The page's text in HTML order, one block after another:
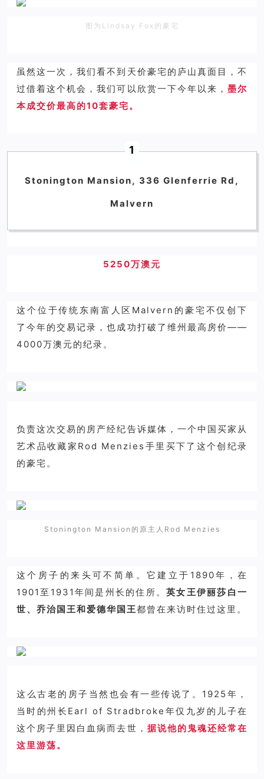
图为Lindsay Fox的豪宅
虽然这一次，我们看不到天价豪宅的庐山真面目，不
过借着这个机会，我们可以欣赏一下今年以来， 墨尔
本成交价最高的10套豪宅。
1
Stonington Mansion, 336 Glenferrie Rd,
Malvern
5250万澳元
这个位于传统东南富人区Malvern的豪宅不仅创下
了今年的交易记录，也成功打破了维州最高房价——
4000万澳元的纪录。
负责这次交易的房产经纪告诉媒体，一个中国买家从
艺术品收藏家Rod Menzies手里买下了这个创纪录
的豪宅。
Stonington Mansion的原主人Rod Menzies
这个房子的来头可不简单。它建立于1890年，在
1901至1931年间是州长的住所。英女王伊丽莎白一
世、乔治国王和爱德华国王都曾在来访时住过这里。
这么古老的房子当然也会有一些传说了。1925年，
当时的州长Earl of Stradbroke年仅九岁的儿子在
这个房子里因白血病而去世， 据说他的鬼魂还经常在
这里游荡。